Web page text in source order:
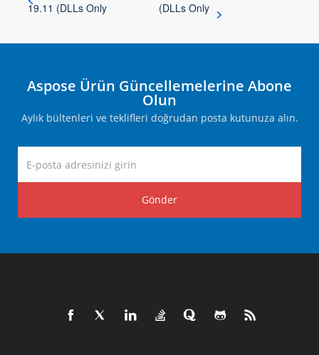
19.11 (DLLs Only
(DLLs Only
Aspose Ürün Güncellemelerine Abone
Olun
Aylık bültenleri ve teklifleri doğrudan posta kutunuza alın.
Gönder